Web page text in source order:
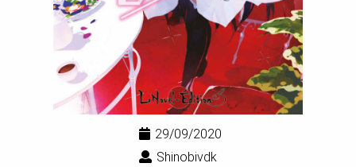
29/09/2020
Shinobivdk